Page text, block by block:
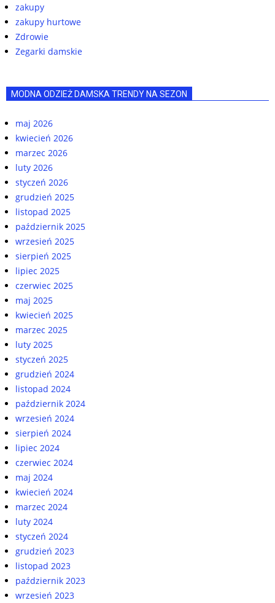
zakupy
zakupy hurtowe
Zdrowie
Zegarki damskie
MODNA ODZIEŻ DAMSKA TRENDY NA SEZON
maj 2026
kwiecień 2026
marzec 2026
luty 2026
styczeń 2026
grudzień 2025
listopad 2025
październik 2025
wrzesień 2025
sierpień 2025
lipiec 2025
czerwiec 2025
maj 2025
kwiecień 2025
marzec 2025
luty 2025
styczeń 2025
grudzień 2024
listopad 2024
październik 2024
wrzesień 2024
sierpień 2024
lipiec 2024
czerwiec 2024
maj 2024
kwiecień 2024
marzec 2024
luty 2024
styczeń 2024
grudzień 2023
listopad 2023
październik 2023
wrzesień 2023